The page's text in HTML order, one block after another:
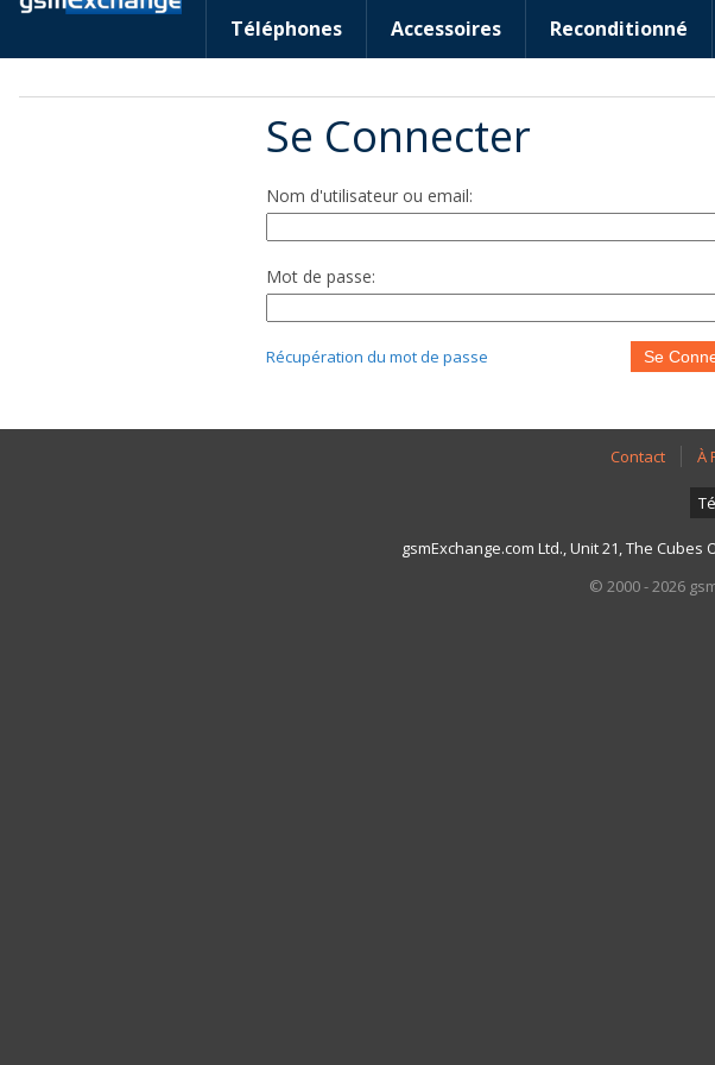
Téléphones Accessoires Reconditionné
Se Connecter
Nom d'utilisateur ou email:
Mot de passe:
Récupération du mot de passe Se
Contact À
gsmExchange.com Ltd., Unit 21, The
© 2000 - 2026